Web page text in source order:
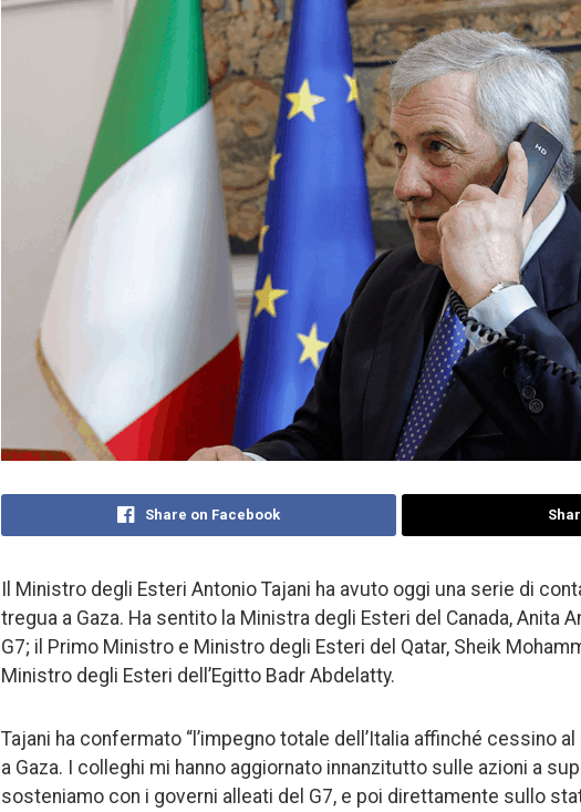
Share on Facebook
Il Ministro degli Esteri Antonio Tajani ha avuto oggi una serie di
tregua a Gaza. Ha sentito la Ministra degli Esteri del Canada, Anita
G7; il Primo Ministro e Ministro degli Esteri del Qatar, Sheik
Ministro degli Esteri dell’Egitto Badr Abdelatty.
Tajani ha confermato “l’impegno totale dell’Italia affinché cessino
a Gaza. I colleghi mi hanno aggiornato innanzitutto sulle azioni a
sosteniamo con i governi alleati del G7, e poi direttamente sullo